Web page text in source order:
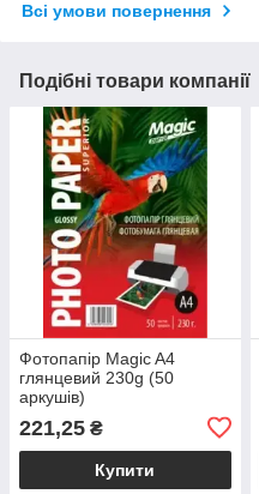
Всі умови повернення
Подібні товари компанії
Фотопапір Magic A4
глянцевий 230g (50
аркушів)
221,25 ₴
Купити